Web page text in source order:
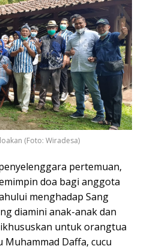
(Foto: Wiradesa)
pertemuan,
doa bagi anggota
menghadap Sang
diamini anak-anak dan
untuk orangtua
Muhammad Daffa, cucu